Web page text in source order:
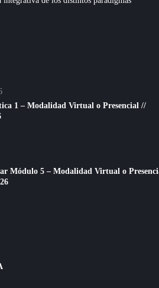
1 – Modalidad Virtual o Presencial //
Módulo 5 – Modalidad Virtual o